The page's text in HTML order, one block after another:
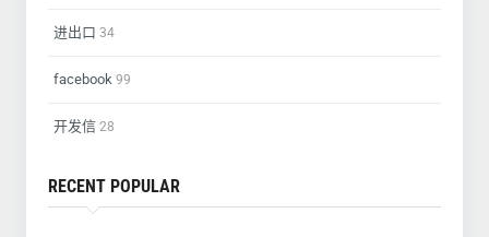
进出口 34
facebook 99
开发信 28
RECENT POPULAR